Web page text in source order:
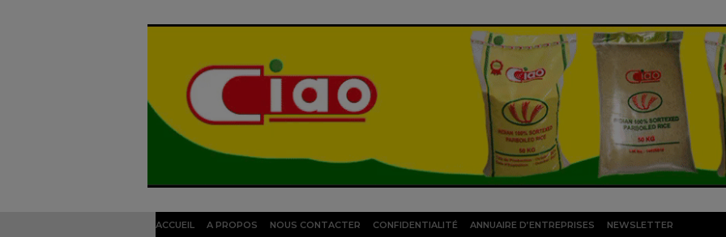
ACCUEIL A PROPOS NOUS CONTACTER CONFIDENTIALITÉ ANNUAIRE D’ENTREPRISES NEWSLETTER